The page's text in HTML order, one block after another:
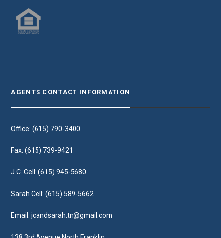
AGENTS CONTACT INFORMATION
Office: (615) 790-3400
Fax: (615) 739-9421
J.C. Cell: (615) 945-5680
Sarah Cell: (615) 589-5662
Email:jcandsarah.tn@gmail.com